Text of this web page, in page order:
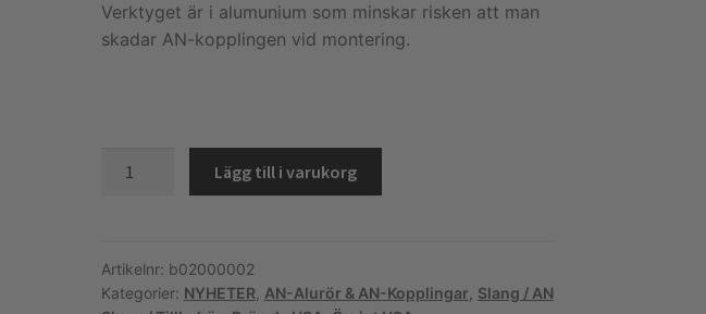
Verktyget är i alumunium som minskar risken att man
skadar AN-kopplingen vid montering.
(Plan
yta)
Lägg till i varukorg
Artikelnr: b02000002
Kategorier: NYHETER AN-Alurör & AN-Kopplingar Slang / AN